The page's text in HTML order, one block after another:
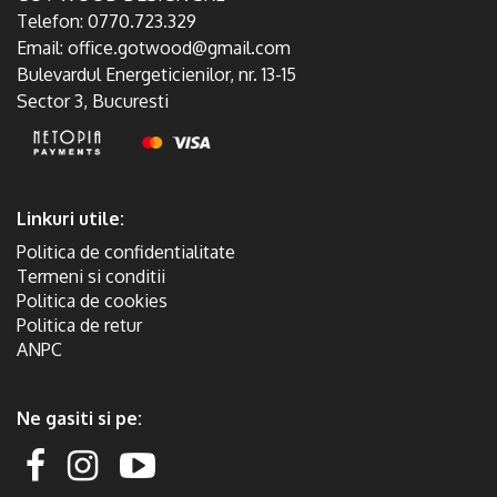
Telefon: 0770.723.329
Email: office.gotwood@gmail.com
Bulevardul Energeticienilor, nr. 13-15
Sector 3, Bucuresti
Linkuri utile:
Politica de confidentialitate
Termeni si conditii
Politica de cookies
Politica de retur
ANPC
Ne gasiti si pe: